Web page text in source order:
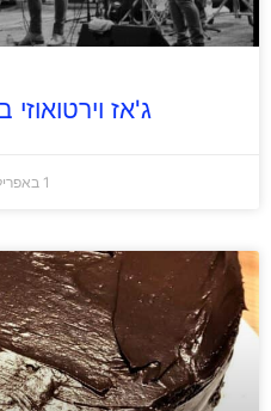
ג'אז
1 באפריל 2017